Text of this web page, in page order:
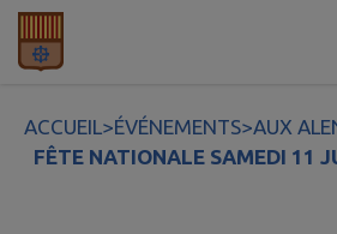
Contenu
ACCUEIL>ÉVÉNEMENTS>AUX
FÊTE NATIONALE SAMEDI 11